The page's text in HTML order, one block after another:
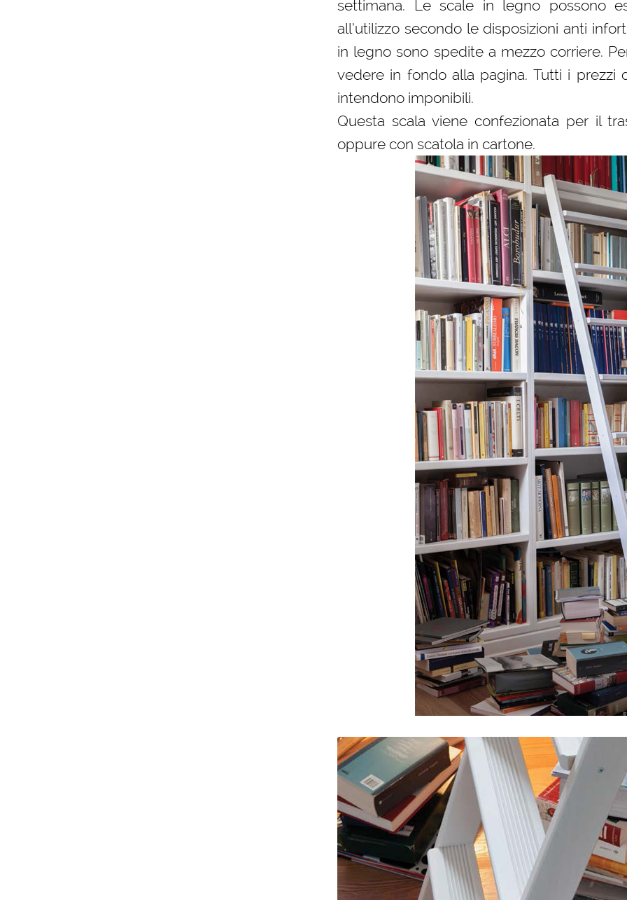
settimana. Le scale in legno possono
all’utilizzo secondo le disposizioni anti
in legno sono spedite a mezzo corriere.
vedere in fondo alla pagina. Tutti i prezzi
intendono imponibili.
Questa scala viene confezionata per il
oppure con scatola in cartone.